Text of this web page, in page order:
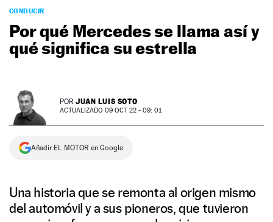
PODCAST
MOTOS
TECNOLOGÍA
SUPERCOCHES
PREMIOS
SERVICIOS
CONDUCIR
Por qué Mercedes se llama así y
qué significa su estrella
POR JUAN LUIS SOTO
ACTUALIZADO 09 OCT 22 - 09: 01
Añadir EL MOTOR en Google
Una historia que se remonta al origen mismo
del automóvil y a sus pioneros, que tuvieron